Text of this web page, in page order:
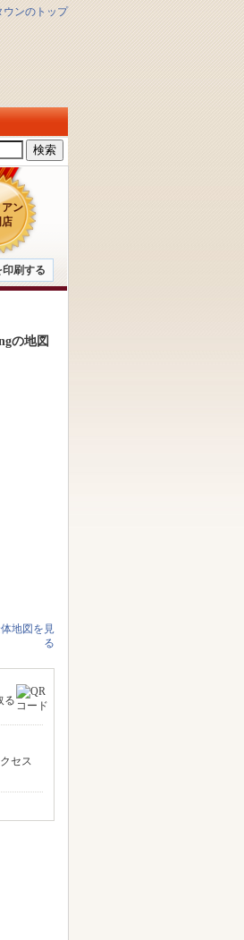
ウンのトップ
ン
刷する
の地図
地図を見
る
る
セス